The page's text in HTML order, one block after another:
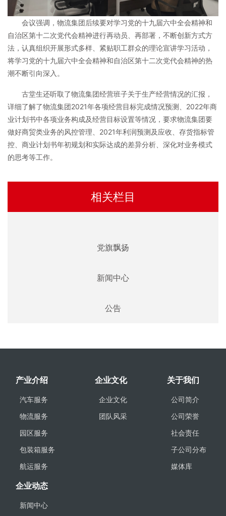
会议强调，物流集团后续要对学习党的十九届六中全会精神和
自治区第十二次党代会精神进行再动员、再部署，不断创新方式方
法，认真组织开展形式多样、紧贴职工群众的理论宣讲学习活动，
将学习党的十九届六中全会精神和自治区第十二次党代会精神的热
潮不断引向深入。
古堂生还听取了物流集团经营班子关于生产经营情况的汇报，
详细了解了物流集团2021年各项经营目标完成情况预测、2022年商
业计划书中各项业务构成及经营目标设置等情况，要求物流集团要
做好商贸类业务的风控管理、2021年利润预测及应收、存货指标管
控、商业计划书年初规划和实际达成的差异分析、深化对业务模式
的思考等工作。
相关栏目
党旗飘扬
新闻中心
公告
产业介绍
汽车服务
物流服务
园区服务
包装箱服务
航运服务
企业文化
企业文化
团队风采
关于我们
公司简介
公司荣誉
社会责任
子公司分布
媒体库
企业动态
新闻中心